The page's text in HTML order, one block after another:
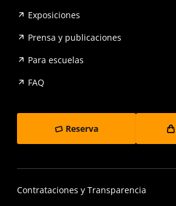
Exposiciones
Prensa y publicaciones
Para escuelas
FAQ
Reserva
Contrataciones y Transparencia